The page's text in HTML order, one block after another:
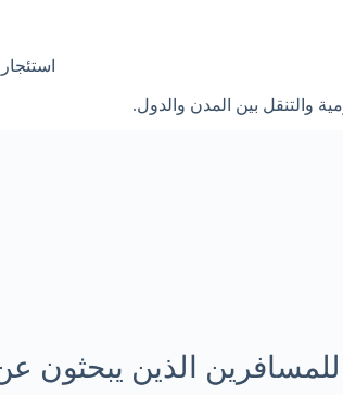
والتنقل بين المدن والدول.
الذين يبحثون